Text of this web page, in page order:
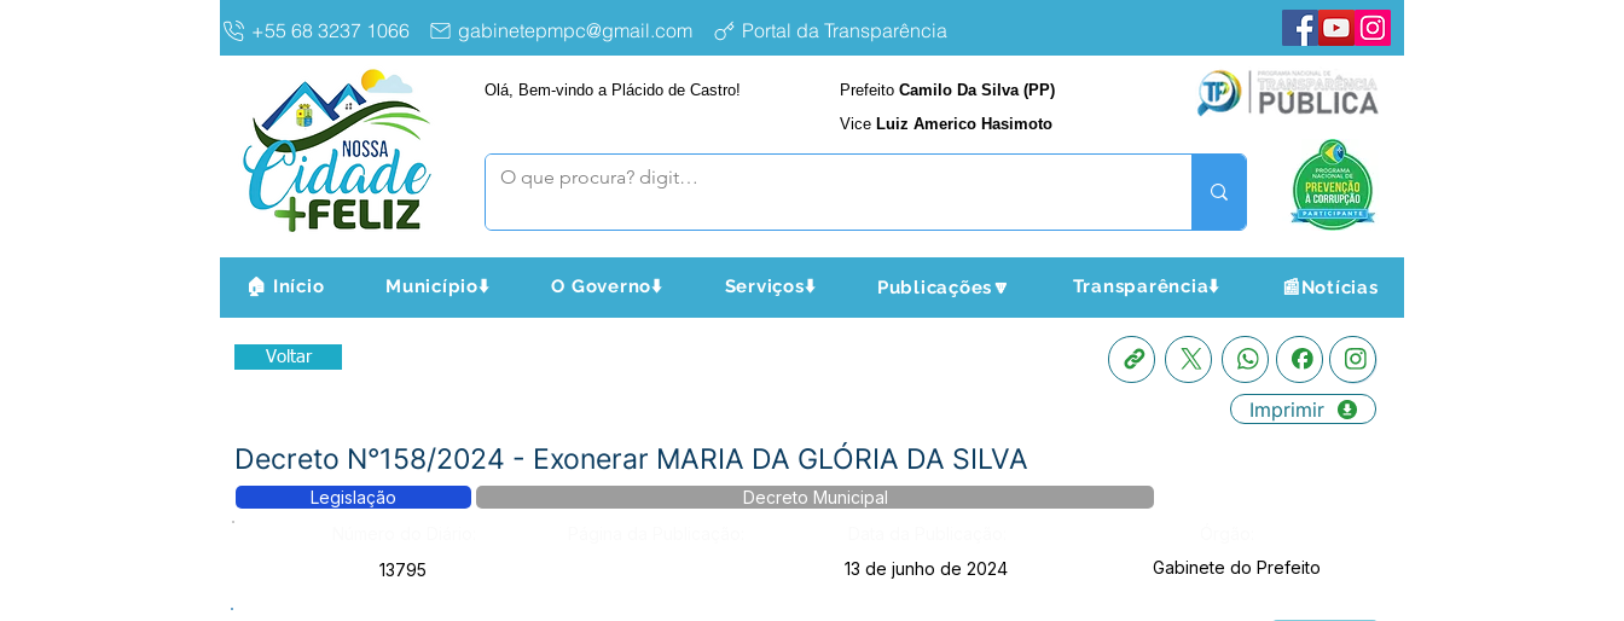
+55 68 3237 1066 gabinetepmpc@gmail.com Portal da Transparência
Olá, Bem-vindo a Plácido de Castro! Prefeito Camilo Da Silva (PP)
Vice Luiz Americo Hasimoto
🏠 Início Município⬇️ O Governo⬇️ Serviços⬇️ Publicações🔽 Transparência⬇️ 📰Notícias
Voltar
Imprimir
Decreto N°158/2024 - Exonerar MARIA DA GLÓRIA DA SILVA
Legislação
Decreto Municipal
13795
13 de junho de 2024 Gabinete do Prefeito